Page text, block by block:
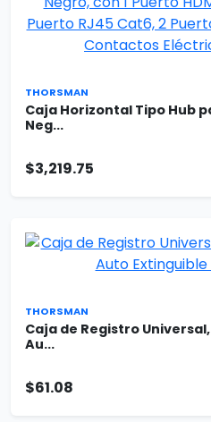
THORSMAN
Caja Horizontal Tipo Hub
Neg...
$3,219.75
THORSMAN
Caja de Registro
Au...
$61.08